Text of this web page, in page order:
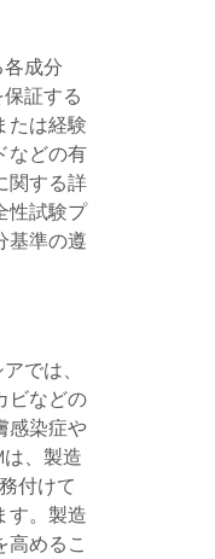
成分
証する
たは経験
などの有
関する詳
性試験プ
基準の遵
では、
ビなどの
感染症や
、製造
付けて
す。製造
高めるこ